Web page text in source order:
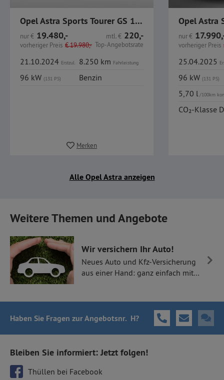
Opel Astra Sports Tourer GS 1.2 LED CarPlay GJR
nur€ 19.480,-
vorheriger Preis €19.980,-
mtl.€ 220,-
Top-Angebotsrate
21.10.2024 Erstzul. 8.250 km Fahrleistung
96 kW (131 PS) Benzin
Merken
nur€
vorheriger Preis
25.04.2025
96 kW (131 PS)
5,70 l/100km
CO₂-Klasse D
Alle Opel Astra anzeigen
Weitere Themen und Angebote
Wir versichern Ihr Auto!
Neues Auto und Kfz-Versicherung
aus einer Hand: ganz einfach mit
Haben Sie Fragen zur Angebotsnr. H?
Bleiben Sie informiert: Jetzt folgen!
Thüllen bei Facebook